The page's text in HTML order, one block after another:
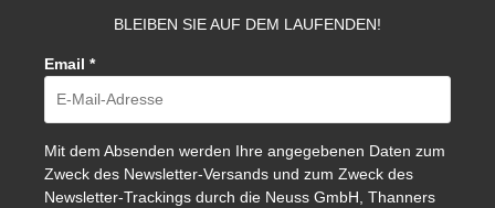
BLEIBEN SIE AUF DEM LAUFENDEN!
Email *
Mit dem Absenden werden Ihre angegebenen Daten zum
Zweck des Newsletter-Versands und zum Zweck des
Newsletter-Trackings durch die Neuss GmbH, Thanners